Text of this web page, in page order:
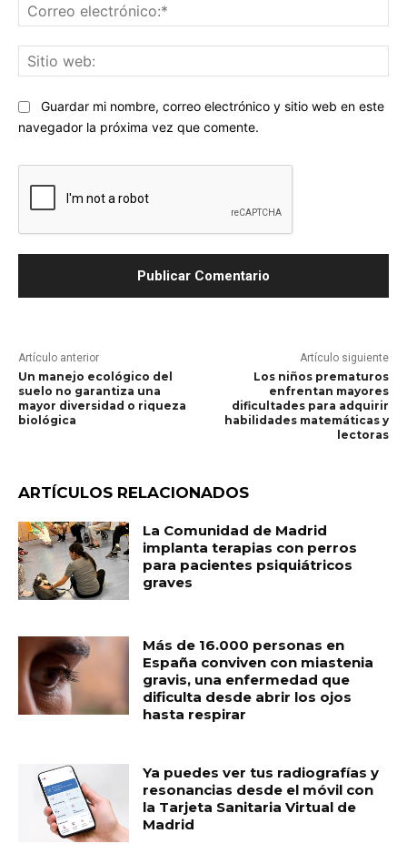
Guardar mi nombre, correo electrónico y sitio web en este
navegador la próxima vez que comente.
Artículo anterior
Un manejo ecológico del
suelo no garantiza una
mayor diversidad o riqueza
biológica
Artículo siguiente
Los niños prematuros
enfrentan mayores
dificultades para adquirir
habilidades matemáticas y
lectoras
ARTÍCULOS RELACIONADOS
La Comunidad de Madrid
implanta terapias con perros
para pacientes psiquiátricos
graves
Más de 16.000 personas en
España conviven con miastenia
gravis, una enfermedad que
dificulta desde abrir los ojos
hasta respirar
Ya puedes ver tus radiografías y
resonancias desde el móvil con
la Tarjeta Sanitaria Virtual de
Madrid